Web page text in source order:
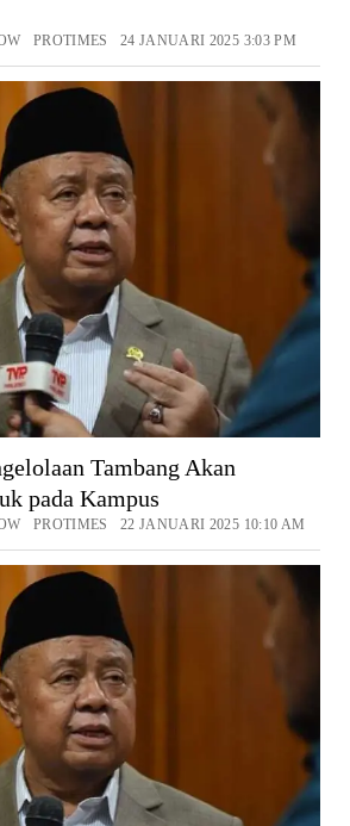
PROTIMES 24 JANUARI 2025 3:03 PM
Tambang Akan
pada Kampus
PROTIMES 22 JANUARI 2025 10:10 AM